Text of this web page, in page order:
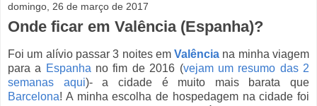
domingo, 26 de março de 2017
Onde ficar em Valência (Espanha)?
Foi um alívio passar 3 noites emValência na minha viagem
para a Espanha no fim de 2016 (vejam um resumo das 2
semanas aqui)- a cidade é muito mais barata que
Barcelona! A minha escolha de hospedagem na cidade foi